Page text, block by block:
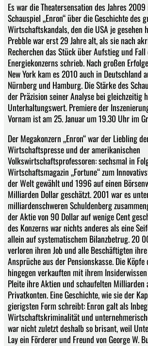
Es war die Theatersensation des Jahres 2009
Schauspiel „Enron“ über die Geschichte des
Wirtschaftskandals, den die USA je gesehen
Prebble war erst 29 Jahre alt, als sie nach
Recherchen das Stück über Aufstieg und
Energiekonzerns schrieb. Nach großen
New York kam es 2010 auch in Deutschland
Nürnberg und Hamburg. Die Stärke des
der Präzision seiner Analyse bei gleichzeitig
Unterhaltungswert. Premiere der
Vornam ist am 25. Januar um 19.30 Uhr im
Der Megakonzern „Enron“ war der Liebling
Wirtschaftspresse und der amerikanischen
Volkswirtschaftsprofessoren: sechsmal in
Wirtschaftsmagazin „Fortune“ zum
der Welt gewählt und 1996 auf einen
Milliarden Dollar geschätzt. 2001 war es
milliardenschweren Schuldenberg
der Aktie von 90 Dollar auf wenige Cent
des Konzerns war nichts anderes als eine
allein auf systematischem Bilanzbetrug. 20
verloren ihren Job und alle Beschäftigten
Ansprüche aus der Pensionskasse. Die
hingegen verkauften mit ihrem
Pleite ihre Aktien und schaufelten Milliarden
Privatkonten. Eine Geschichte, wie sie der
gierigsten Form schreibt: Enron galt als
Wirtschaftskriminalität und
war nicht zuletzt deshalb so brisant, weil
Lay ein Förderer und Freund von George W.